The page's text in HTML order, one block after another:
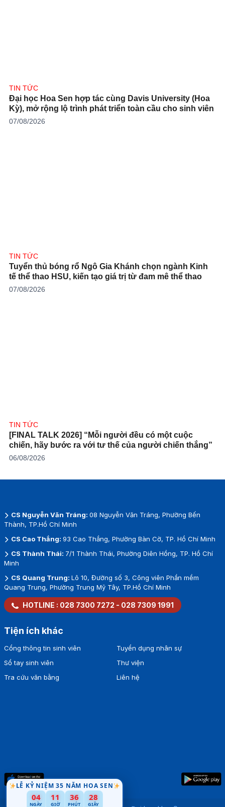
LỄ KỶ NIỆM 35 NĂM HOA SEN
04
NGÀY
11
GIỜ
36
PHÚT
27
GIÂY
TIN TỨC
Đại học Hoa Sen hợp tác cùng Davis University (Hoa
Kỳ), mở rộng lộ trình phát triển toàn cầu cho sinh viên
07/08/2026
TIN TỨC
Tuyển thủ bóng rổ Ngô Gia Khánh chọn ngành Kinh
tế thể thao HSU, kiến tạo giá trị từ đam mê thể thao
07/08/2026
TIN TỨC
[FINAL TALK 2026] “Mỗi người đều có một cuộc
chiến, hãy bước ra với tư thế của người chiến thắng”
06/08/2026
CS Nguyễn Văn Tráng: 08 Nguyễn Văn Tráng, Phường Bến
Thành, TP.Hồ Chí Minh
CS Cao Thắng: 93 Cao Thắng, Phường Bàn Cờ, TP. Hồ Chí Minh
CS Thành Thái: 7/1 Thành Thái, Phường Diên Hồng, TP. Hồ Chí
Minh
CS Quang Trung: Lô 10, Đường số 3, Công viên Phần mềm
Quang Trung, Phường Trung Mỹ Tây, TP.Hồ Chí Minh
HOTLINE : 028 7300 7272 - 028 7309 1991
Tiện ích khác
Cổng thông tin sinh viên
Sổ tay sinh viên
Tra cứu văn bằng
Tuyển dụng nhân sự
Thư viện
Liên hệ